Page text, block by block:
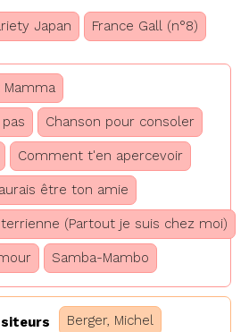
Japan France Gall (n°8)
Mamma
Chanson pour consoler
Comment t'en apercevoir
être ton amie
(Partout je suis chez moi)
Samba-Mambo
Berger, Michel